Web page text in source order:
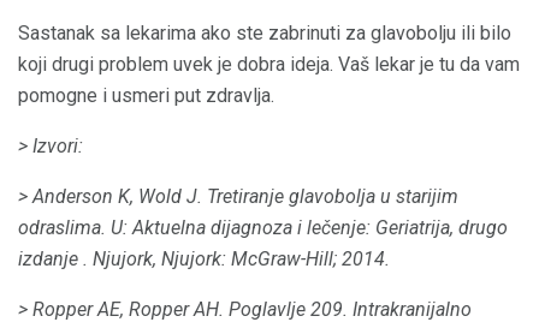
Sastanak sa lekarima ako ste zabrinuti za glavobolju ili bilo
koji drugi problem uvek je dobra ideja. Vaš lekar je tu da vam
pomogne i usmeri put zdravlja.
> Izvori:
> Anderson K, Wold J. Tretiranje glavobolja u starijim
odraslima. U:Aktuelna dijagnoza i lečenje: Geriatrija, drugo
izdanje . Njujork, Njujork: McGraw-Hill; 2014.
> Ropper AE, Ropper AH. Poglavlje 209. Intrakranijalno